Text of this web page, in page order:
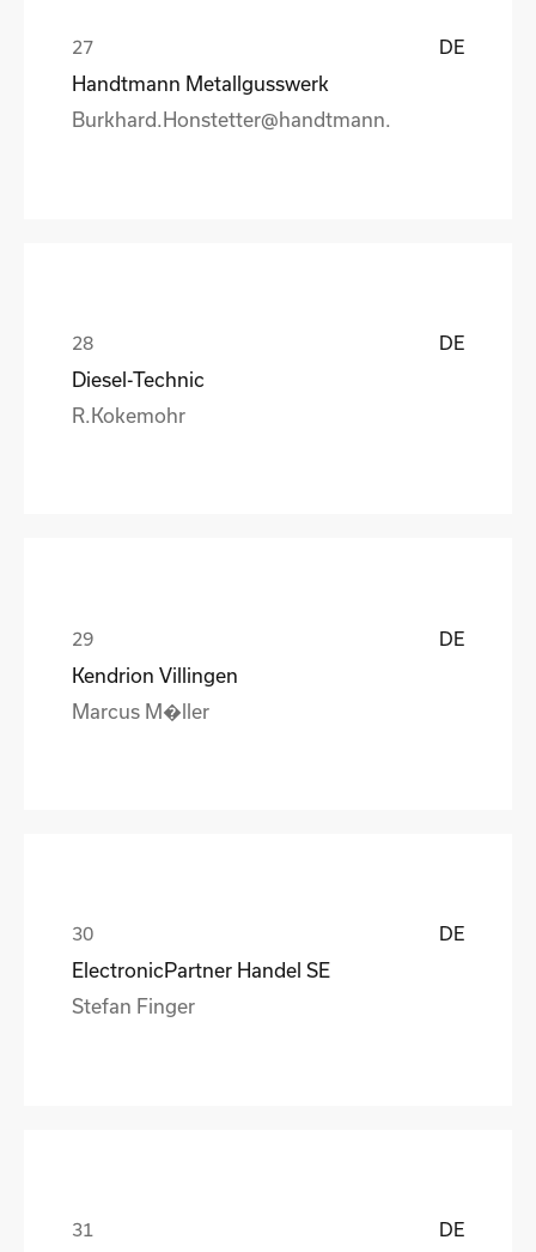
DE
Handtmann Metallgusswerk
Burkhard.Honstetter@handtmann.
DE
Diesel-Technic
R.Kokemohr
DE
Kendrion Villingen
Marcus M�ller
DE
ElectronicPartner Handel SE
Stefan Finger
DE